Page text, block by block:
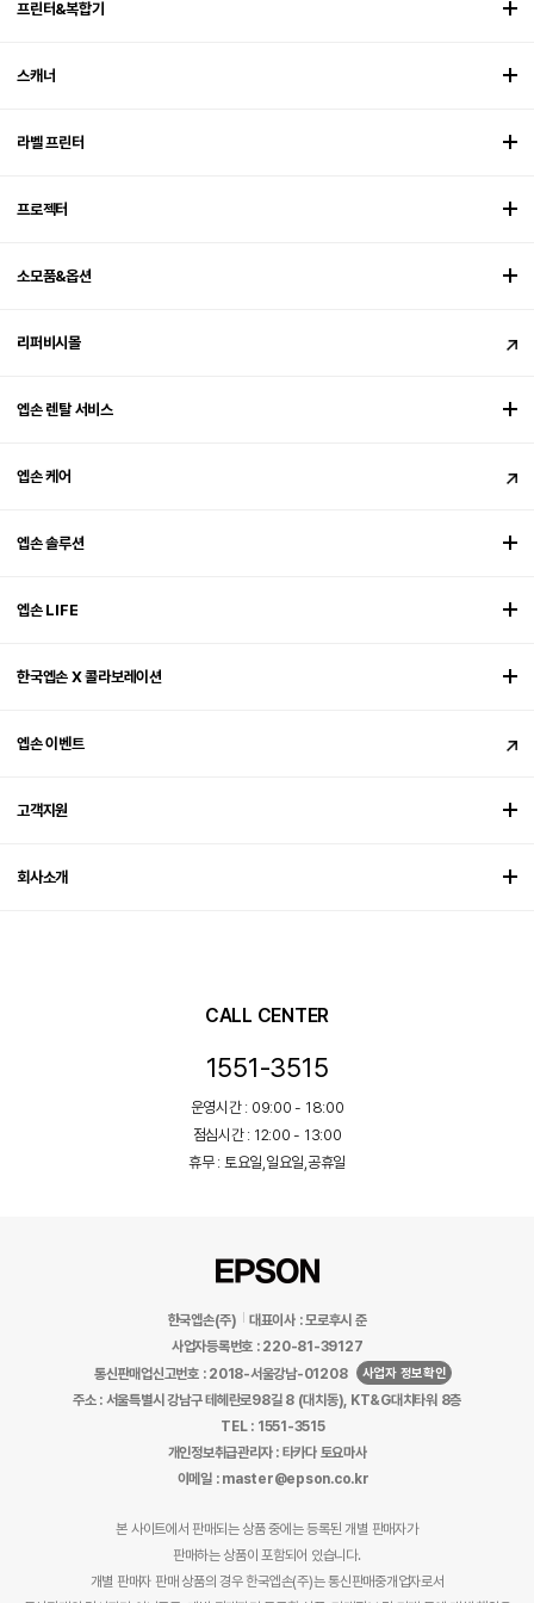
프린터&복합기
스캐너
라벨 프린터
프로젝터
소모품&옵션
리퍼비시몰
엡손 렌탈 서비스
엡손 케어
엡손 솔루션
엡손 LIFE
한국엡손 X 콜라보레이션
엡손 이벤트
고객지원
회사소개
CALL CENTER
1551-3515
운영시간 : 09:00 - 18:00
점심시간 : 12:00 - 13:00
휴무 : 토요일,일요일,공휴일
한국엡손(주)
대표이사 : 모로후시 준
사업자등록번호 : 220-81-39127
통신판매업신고번호 : 2018-서울강남-01208
사업자 정보확인
주소 : 서울특별시 강남구 테헤란로98길 8 (대치동), KT&G대치타워 8층
TEL : 1551-3515
개인정보취급관리자 : 타카다 토요마사
이메일 : master@epson.co.kr
본 사이트에서 판매되는 상품 중에는 등록된 개별 판매자가
판매하는 상품이 포함되어 있습니다.
개별 판매자 판매 상품의 경우 한국엡손(주)는 통신판매중개업자로서